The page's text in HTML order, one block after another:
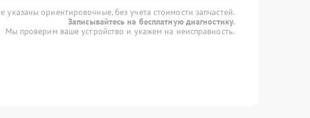
указаны ориентировочные, без учета стоимости запчастей.
Записывайтесь на бесплатную диагностику.
Мы проверим ваше устройство и укажем на неисправность.